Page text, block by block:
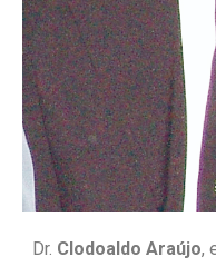
Dr. Clodoaldo Araújo,